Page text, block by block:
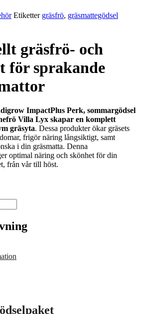
Etiketter gräsfrö, gräsmattegödsel
gräsfrö- och
för sprakande
ImpactPlus Perk, sommargödsel
Villa Lyx skapar en komplett
gräsyta. Dessa produkter ökar gräsets
frigör näring långsiktigt, samt
i din gräsmatta. Denna
optimal näring och skönhet för din
från vår till höst.
priset var: 7,200.00 kr.
nuvarande priset är: 5,400.00 kr.
gödselpaket för sprakande gröna